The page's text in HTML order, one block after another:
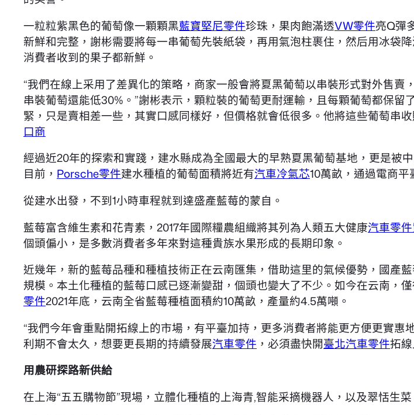
一粒粒紫黑色的葡萄像一顆顆黑藍寶堅尼零件珍珠，果肉飽滿透VW零件亮Q彈
新鮮和完整，謝彬需要將每一串葡萄先裝紙袋，再用氣泡柱裹住，然后用冰袋
消費者收到的果子都新鮮。
“我們在線上采用了差異化的策略，商家一般會將夏黑葡萄以串裝形式對外售
串裝葡萄還能低30%。”謝彬表示，顆粒裝的葡萄更耐運輸，且每顆葡萄都保
緊，只是賣相差一些，其實口感同樣好，但價格就會低很多。他將這些葡萄串
口商
經過近20年的探索和實踐，建水縣成為全國最大的早熟夏黑葡萄基地，更是被
目前， Porsche零件建水種植的葡萄面積將近有汽車冷氣芯10萬畝，通過電商平
從建水出發，不到1小時車程就到達盛產藍莓的蒙自。
藍莓富含維生素和花青素，2017年國際糧農組織將其列為人類五大健康汽車零
個頭偏小，是多數消費者多年來對這種貴族水果形成的長期印象。
近幾年，新的藍莓品種和種植技術正在云南匯集，借助這里的氣候優勢，國產
規模。本土化種植的藍莓口感已逐漸變甜，個頭也變大了不少。如今在云南，
零件2021年底，云南全省藍莓種植面積約10萬畝，產量約4.5萬噸。
“我們今年會重點開拓線上的市場，有平臺加持，更多消費者將能更方便更實
利期不會太久，想要更長期的持續發展汽車零件 ，必須盡快開臺北汽車零件拓
用農研探路新供給
在上海“五五購物節”現場，立體化種植的上海青,智能采摘機器人，以及翠恬生